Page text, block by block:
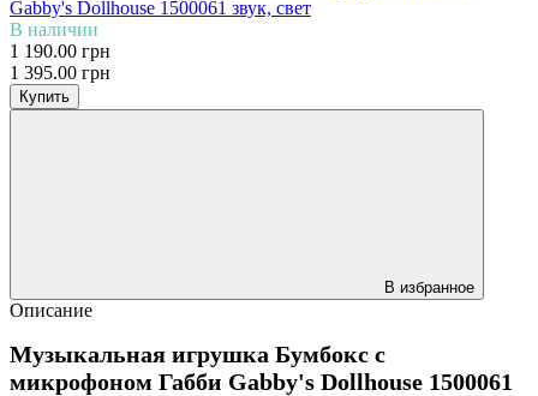
В наличии
1 190.00 грн
1 395.00 грн
Купить
В избранное
Описание
Музыкальная игрушка Бумбокс с
микрофоном Габби Gabby's Dollhouse 1500061